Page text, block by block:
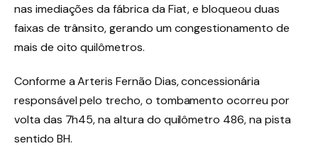
nas imediações da fábrica da Fiat, e bloqueou duas
faixas de trânsito, gerando um congestionamento de
mais de oito quilômetros.
Conforme a Arteris Fernão Dias, concessionária
responsável pelo trecho, o tombamento ocorreu por
volta das 7h45, na altura do quilômetro 486, na pista
sentido BH.